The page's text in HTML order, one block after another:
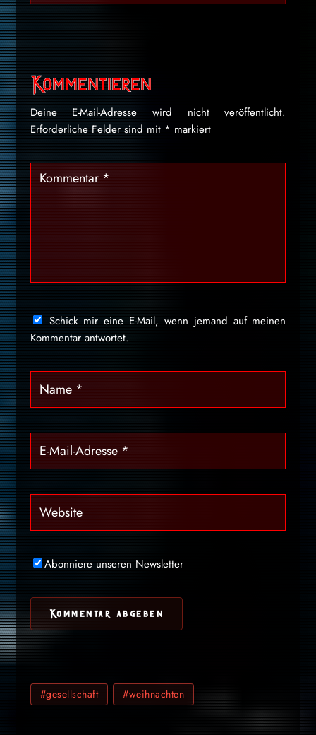
Kommentieren
Deine E-Mail-Adresse wird nicht veröffentlicht.
Erforderliche Felder sind mit * markiert
Schick mir eine E-Mail, wenn jemand auf meinen
Kommentar antwortet.
Abonniere unseren Newsletter
#gesellschaft #weihnachten